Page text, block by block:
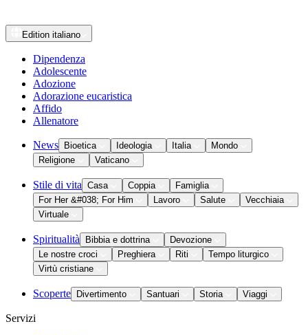
Edition italiano
Dipendenza
Adolescente
Adozione
Adorazione eucaristica
Affido
Allenatore
News Bioetica Ideologia Italia
Mondo
Religione
Vaticano
Stile di vita Casa Coppia
Famiglia
For Her &#038; For Him
Lavoro Salute
Vecchiaia
Virtuale
Spiritualità Bibbia e dottrina
Devozione
Le nostre croci
Preghiera Riti
Tempo liturgico
Virtù cristiane
Scoperte Divertimento Santuari Storia Viaggi
Servizi